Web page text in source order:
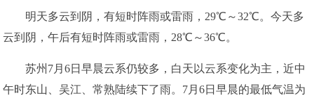
明天多云到阴，有短时阵雨或雷雨，29℃～32℃。今天多
云到阴，午后有短时阵雨或雷雨，28℃～36℃。
苏州7月6日早晨云系仍较多，白天以云系变化为主，近中
午时东山、吴江、常熟陆续下了雨。7月6日早晨的最低气温为